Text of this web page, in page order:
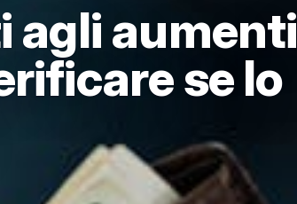
agli aumenti
se lo